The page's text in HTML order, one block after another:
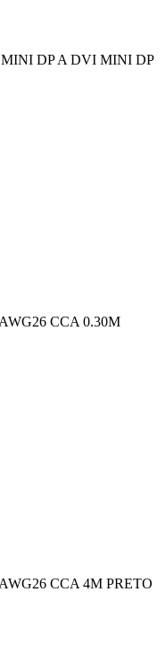
DP A DVI MINI DP
CCA 0.30M
CCA 4M PRETO